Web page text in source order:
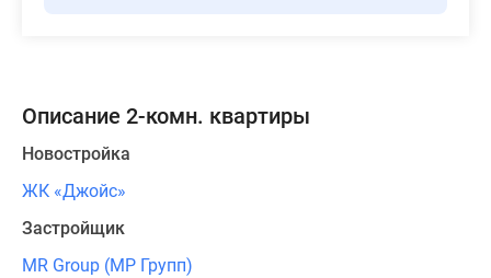
Описание 2-комн. квартиры
Новостройка
ЖК «Джойс»
Застройщик
MR Group (МР Групп)